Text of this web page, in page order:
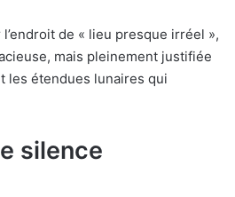
de « lieu presque irréel »,
mais pleinement justifiée
les étendues lunaires qui
silence